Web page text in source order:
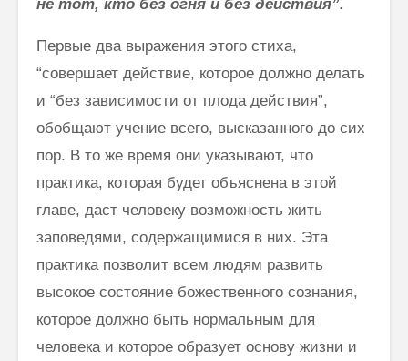
не тот, кто без огня и без действия”.
Первые два выражения этого стиха,
“совершает действие, которое должно делать
и “без зависимости от плода действия”,
обобщают учение всего, высказанного до сих
пор. В то же время они указывают, что
практика, которая будет объяснена в этой
главе, даст человеку возмож­ность жить
заповедями, содержащимися в них. Эта
практика позволит всем людям развить
высокое состояние божественного сознания,
которое должно быть нормальным для
человека и которое образует основу жизни и